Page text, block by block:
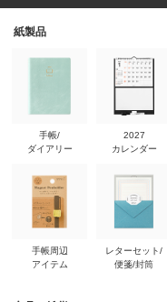
紙製品
手帳/
ダイアリー
手帳周辺
アイテム
2027
カレンダー
レターセット/
便箋/封筒